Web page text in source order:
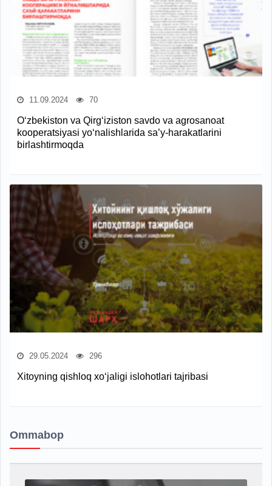
11.09.2024 70
O‘zbekiston va Qirg‘iziston savdo va agrosanoat
kooperatsiyasi yo‘nalishlarida sa’y-harakatlarini
birlashtirmoqda
29.05.2024 296
Xitoyning qishloq xo‘jaligi islohotlari tajribasi
Ommabop